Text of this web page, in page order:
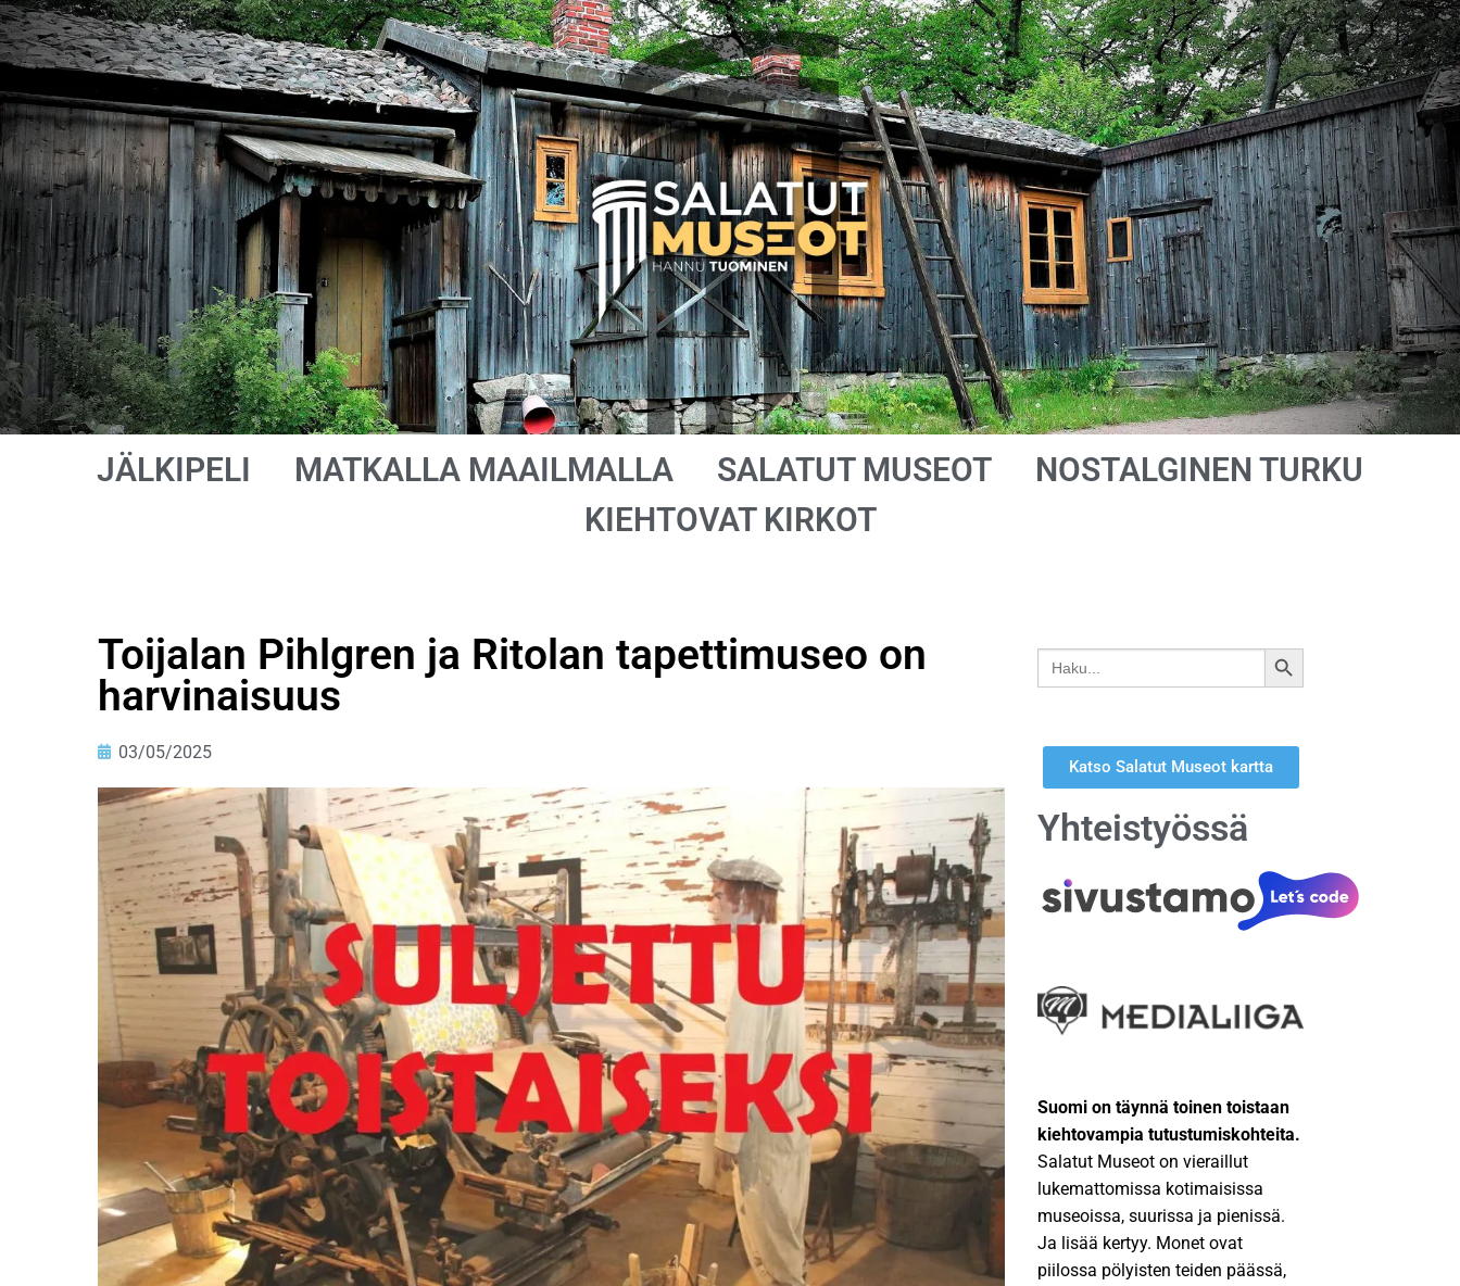
JÄLKIPELI MATKALLA MAAILMALLA SALATUT MUSEOT
NOSTALGINEN TURKU
KIEHTOVAT KIRKOT
Toijalan Pihlgren ja Ritolan tapettimuseo on
harvinaisuus
03/05/2025
Search
for:
SEARCH
Katso Salatut Museot kartta
Yhteistyössä
Suomi on täynnä toinen toistaan
kiehtovampia tutustumiskohteita.
Salatut Museot on vieraillut
lukemattomissa kotimaisissa
museoissa, suurissa ja pienissä.
Ja lisää kertyy. Monet ovat
piilossa pölyisten teiden päässä,